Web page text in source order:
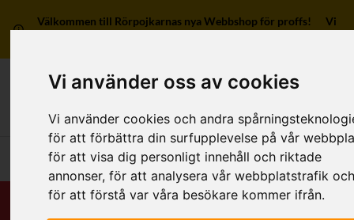
Vi använder oss av cookies
Vi använder cookies och andra
för att förbättra din surfupplevelse på vår
för att visa dig personligt innehåll och riktade
annonser, för att analysera vår webbplatstrafik
för att förstå var våra besökare kommer ifrån.
Välkommen till Rörpojkarnas nya Webbshop för proffs! Vi
Huvudmeny